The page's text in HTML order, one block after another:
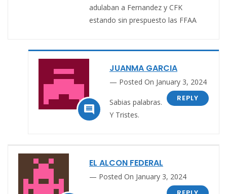
adulaban a Fernandez y CFK
estando sin prespuesto las FFAA

JUANMA GARCIA
Posted On January 3, 2024
REPLY
Sabias palabras.
Y Tristes.
EL ALCON FEDERAL
Posted On January 3, 2024